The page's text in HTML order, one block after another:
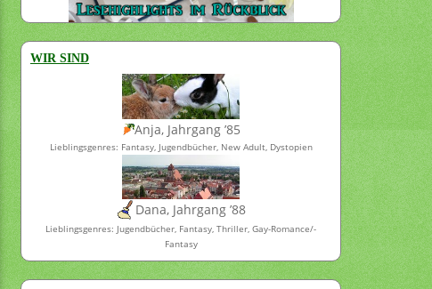
WIR SIND
Anja, Jahrgang ’85
Lieblingsgenres: Fantasy, Jugendbücher, New Adult, Dystopien
Dana, Jahrgang ’88
Lieblingsgenres: Jugendbücher, Fantasy, Thriller, Gay-Romance/-
Fantasy